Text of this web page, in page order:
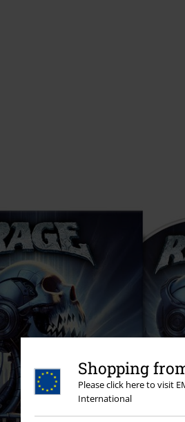
Shopping
Please click here to visit
International